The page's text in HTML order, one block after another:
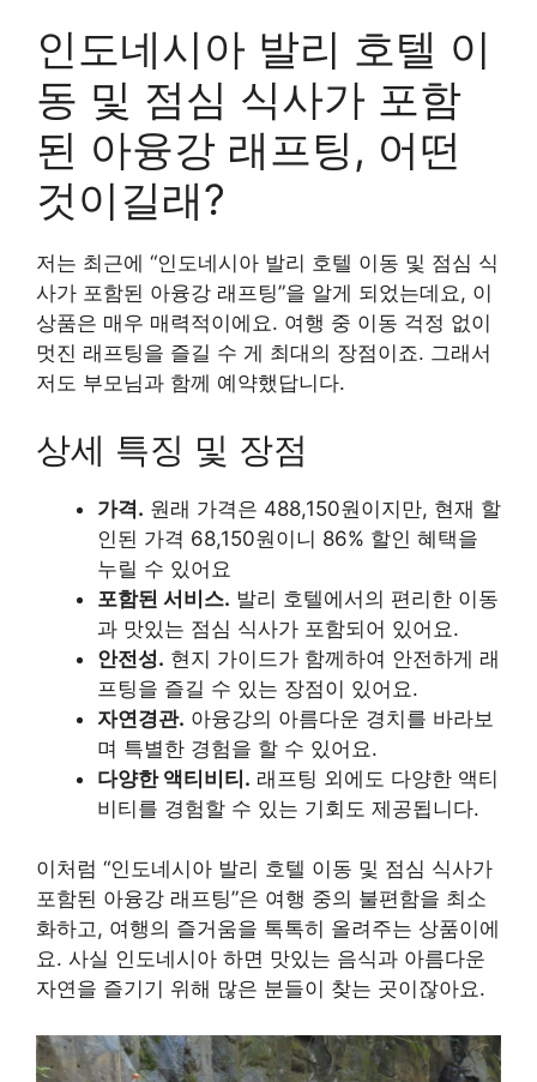
인도네시아 발리 호텔 이
동 및 점심 식사가 포함
된 아융강 래프팅, 어떤
것이길래?
저는 최근에 “인도네시아 발리 호텔 이동 및 점심 식
사가 포함된 아융강 래프팅”을 알게 되었는데요, 이
상품은 매우 매력적이에요. 여행 중 이동 걱정 없이
멋진 래프팅을 즐길 수 게 최대의 장점이죠. 그래서
저도 부모님과 함께 예약했답니다.
상세 특징 및 장점
가격. 원래 가격은 488,150원이지만, 현재 할
인된 가격 68,150원이니 86% 할인 혜택을
누릴 수 있어요
포함된 서비스. 발리 호텔에서의 편리한 이동
과 맛있는 점심 식사가 포함되어 있어요.
안전성. 현지 가이드가 함께하여 안전하게 래
프팅을 즐길 수 있는 장점이 있어요.
자연경관. 아융강의 아름다운 경치를 바라보
며 특별한 경험을 할 수 있어요.
다양한 액티비티. 래프팅 외에도 다양한 액티
비티를 경험할 수 있는 기회도 제공됩니다.
이처럼 “인도네시아 발리 호텔 이동 및 점심 식사가
포함된 아융강 래프팅”은 여행 중의 불편함을 최소
화하고, 여행의 즐거움을 톡톡히 올려주는 상품이에
요. 사실 인도네시아 하면 맛있는 음식과 아름다운
자연을 즐기기 위해 많은 분들이 찾는 곳이잖아요.